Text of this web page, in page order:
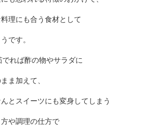
理にも合う食材として
です。
れば酢の物やサラダに
ま加えて、
とスイーツにも変身してしまう
や調理の仕方で